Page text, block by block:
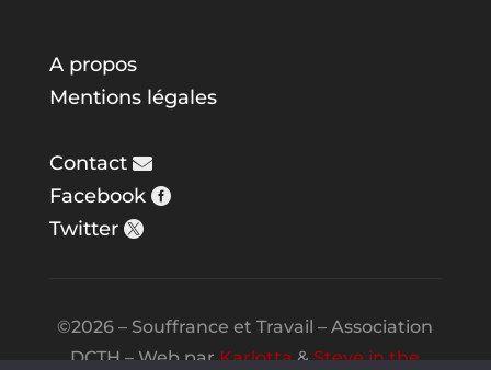
A propos
Mentions légales
Contact
Facebook
Twitter
©2026 – Souffrance et Travail – Association
DCTH – Web parKarlotta&Steve in the